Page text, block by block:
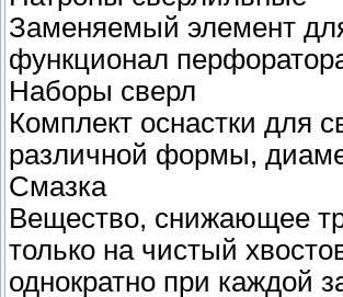
Заменяемый элемент
функционал
Наборы сверл
Комплект оснастки для
различной формы,
Смазка
Вещество, снижающее
только на чистый
однократно при каждой